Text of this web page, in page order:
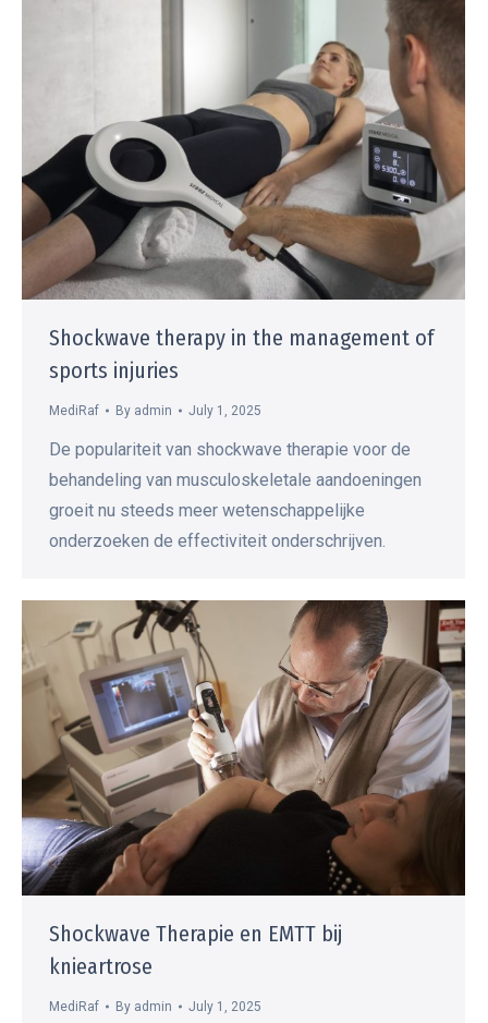
Shockwave therapy in the management of
sports injuries
MediRaf By admin July 1, 2025
De populariteit van shockwave therapie voor de
behandeling van musculoskeletale aandoeningen
groeit nu steeds meer wetenschappelijke
onderzoeken de effectiviteit onderschrijven.
Shockwave Therapie en EMTT bij
knieartrose
MediRaf By admin July 1, 2025